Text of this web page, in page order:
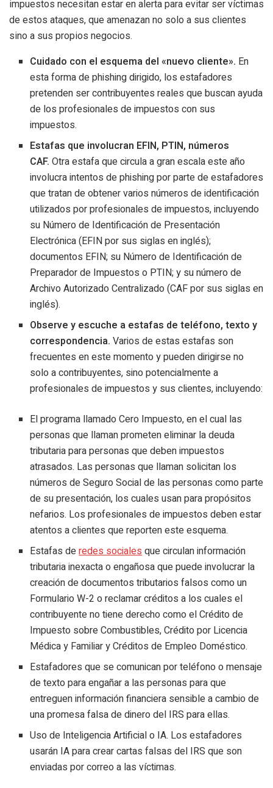
impuestos necesitan estar en alerta para evitar ser víctimas
de estos ataques, que amenazan no solo a sus clientes
sino a sus propios negocios.
Cuidado con el esquema del «nuevo cliente». En
esta forma de phishing dirigido, los estafadores
pretenden ser contribuyentes reales que buscan ayuda
de los profesionales de impuestos con sus
impuestos.
Estafas que involucran EFIN, PTIN, números
CAF. Otra estafa que circula a gran escala este año
involucra intentos de phishing por parte de estafadores
que tratan de obtener varios números de identificación
utilizados por profesionales de impuestos, incluyendo
su Número de Identificación de Presentación
Electrónica (EFIN por sus siglas en inglés);
documentos EFIN; su Número de Identificación de
Preparador de Impuestos o PTIN; y su número de
Archivo Autorizado Centralizado (CAF por sus siglas en
inglés).
Observe y escuche a estafas de teléfono, texto y
correspondencia. Varios de estas estafas son
frecuentes en este momento y pueden dirigirse no
solo a contribuyentes, sino potencialmente a
profesionales de impuestos y sus clientes, incluyendo:
El programa llamado Cero Impuesto, en el cual las
personas que llaman prometen eliminar la deuda
tributaria para personas que deben impuestos
atrasados. Las personas que llaman solicitan los
números de Seguro Social de las personas como parte
de su presentación, los cuales usan para propósitos
nefarios. Los profesionales de impuestos deben estar
atentos a clientes que reporten este esquema.
Estafas deredes socialesque circulan información
tributaria inexacta o engañosa que puede involucrar la
creación de documentos tributarios falsos como un
Formulario W-2 o reclamar créditos a los cuales el
contribuyente no tiene derecho como el Crédito de
Impuesto sobre Combustibles, Crédito por Licencia
Médica y Familiar y Créditos de Empleo Doméstico.
Estafadores que se comunican por teléfono o mensaje
de texto para engañar a las personas para que
entreguen información financiera sensible a cambio de
una promesa falsa de dinero del IRS para ellas.
Uso de Inteligencia Artificial o IA. Los estafadores
usarán IA para crear cartas falsas del IRS que son
enviadas por correo a las víctimas.